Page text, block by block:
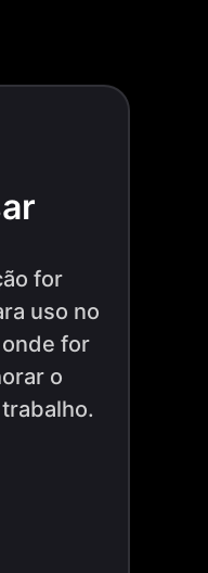
for
uso no
for
o